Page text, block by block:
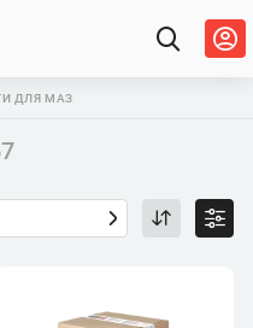
ДЛЯ МАЗ